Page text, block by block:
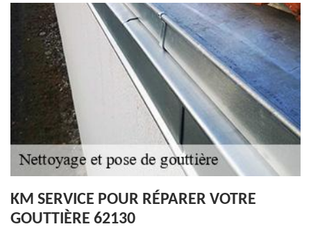
KM SERVICE POUR RÉPARER VOTRE
GOUTTIÈRE 62130